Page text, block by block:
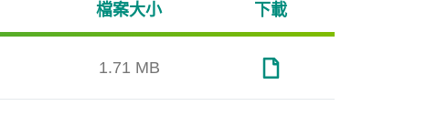
檔案大小 下載
1.71 MB